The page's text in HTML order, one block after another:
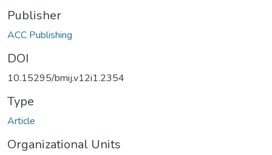
Publisher
ACC Publishing
DOI
10.15295/bmij.v12i1.2354
Type
Article
Organizational Units